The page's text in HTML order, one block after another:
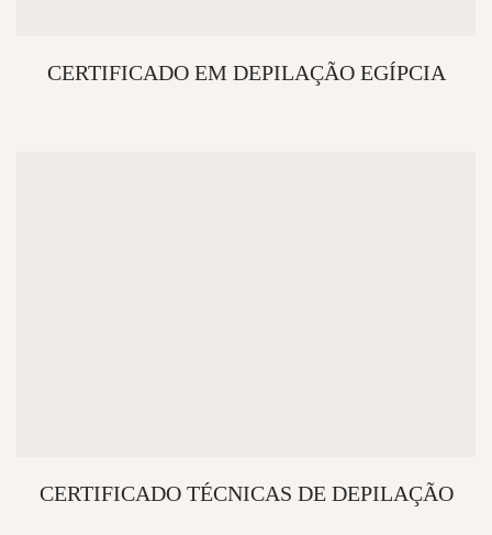
CERTIFICADO EM DEPILAÇÃO EGÍPCIA
CERTIFICADO TÉCNICAS DE DEPILAÇÃO